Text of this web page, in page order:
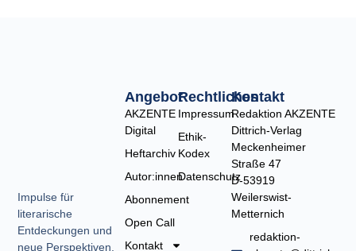
Impulse für
literarische
Entdeckungen und
neue Perspektiven.
Rechtliches
Impressum
Ethik-
Kodex
Datenschutz
Angebot
AKZENTE
Digital
Heftarchiv
Autor:innen
Abonnement
Open Call
Kontakt
Kontakt
Redaktion AKZENTE
Dittrich-Verlag
Meckenheimer
Straße 47
D-53919
Weilerswist-
Metternich
redaktion-